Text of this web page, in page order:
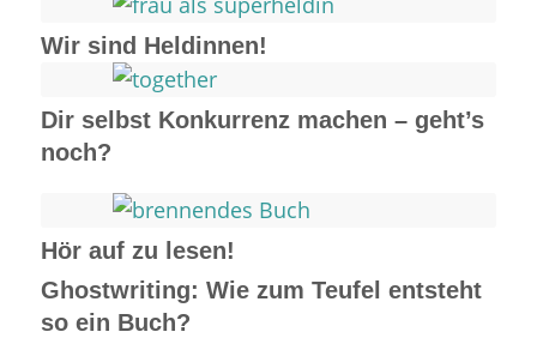
Wir sind Heldinnen!
Dir selbst Konkurrenz machen – geht’s
noch?
Hör auf zu lesen!
Ghostwriting: Wie zum Teufel entsteht
so ein Buch?